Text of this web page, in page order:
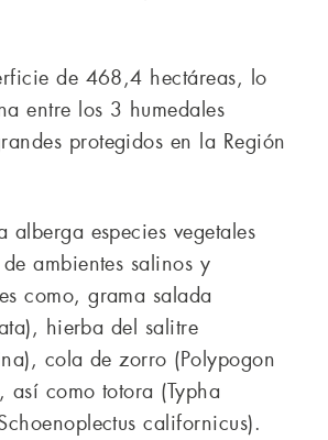
de 468,4 hectáreas, lo
entre los 3 humedales
protegidos en la Región
alberga especies vegetales
ambientes salinos y
como, grama salada
hierba del salitre
cola de zorro (Polypogon
así como totora (Typha
californicus).